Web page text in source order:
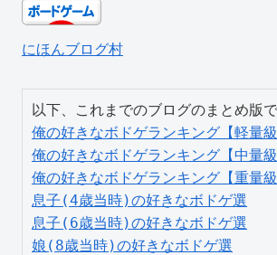
にほんブログ村
俺の好きなボドゲランキング【軽量級
俺の好きなボドゲランキング【中量級
俺の好きなボドゲランキング【重量級
息子(4歳当時)の好きなボドゲ選
息子(6歳当時)の好きなボドゲ選
娘(8歳当時)の好きなボドゲ選